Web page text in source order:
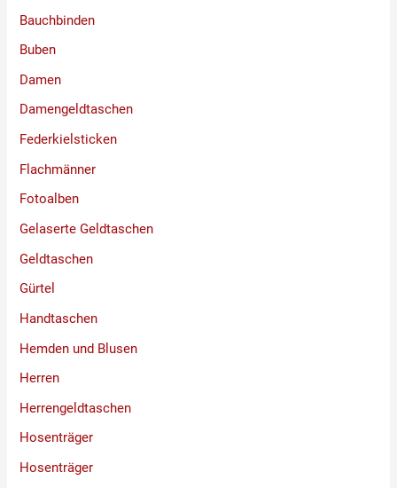
Bauchbinden
Buben
Damen
Damengeldtaschen
Federkielsticken
Flachmänner
Fotoalben
Gelaserte Geldtaschen
Geldtaschen
Gürtel
Handtaschen
Hemden und Blusen
Herren
Herrengeldtaschen
Hosenträger
Hosenträger